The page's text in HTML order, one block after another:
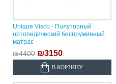
Unique Visco - Полуторный
ортопедический беспружинный
матрас
₪4400 ₪3150
В КОРЗИНУ